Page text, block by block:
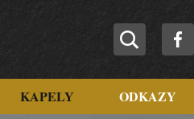
KAPELY ODKAZY